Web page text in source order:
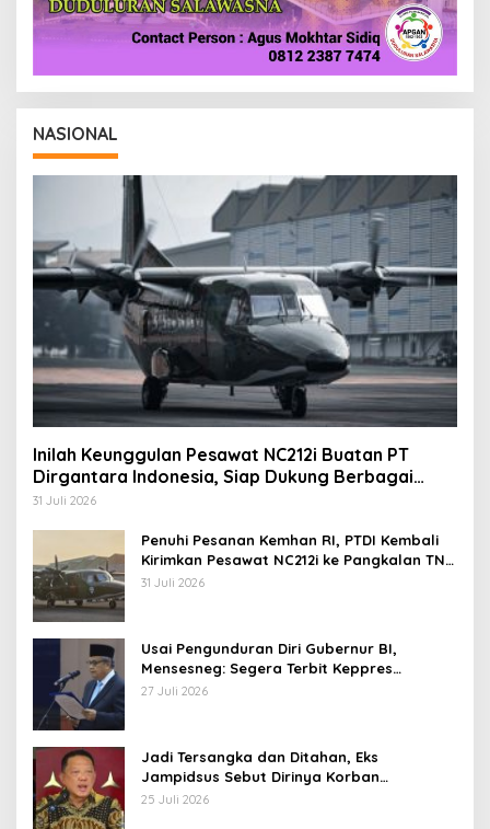
NASIONAL
Inilah Keunggulan Pesawat NC212i Buatan PT
Dirgantara Indonesia, Siap Dukung Berbagai
Operasi TNI
31 Juli 2026
Penuhi Pesanan Kemhan RI, PTDI Kembali
Kirimkan Pesawat NC212i ke Pangkalan TNI
AU
31 Juli 2026
Usai Pengunduran Diri Gubernur BI,
Mensesneg: Segera Terbit Keppres
Pemberhentian dengan Hormat
27 Juli 2026
Jadi Tersangka dan Ditahan, Eks
Jampidsus Sebut Dirinya Korban
Kriminalisasi
25 Juli 2026